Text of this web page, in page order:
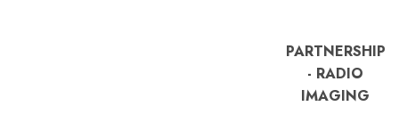
PARTNERSHIP
- RADIO
IMAGING